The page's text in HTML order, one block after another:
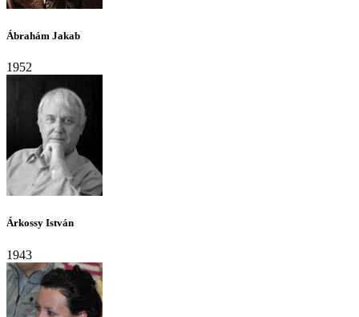
Ábrahám Jakab
1952
Árkossy István
1943